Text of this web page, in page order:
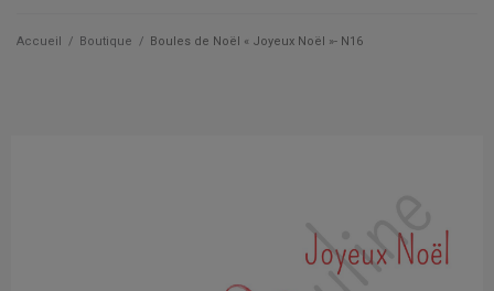
Accueil / Boutique / Boules de Noël « Joyeux Noël »- N16